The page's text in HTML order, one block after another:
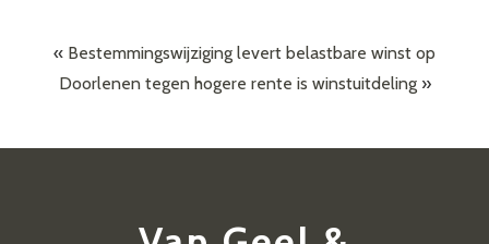
« Bestemmingswijziging levert belastbare winst op
Doorlenen tegen hogere rente is winstuitdeling»